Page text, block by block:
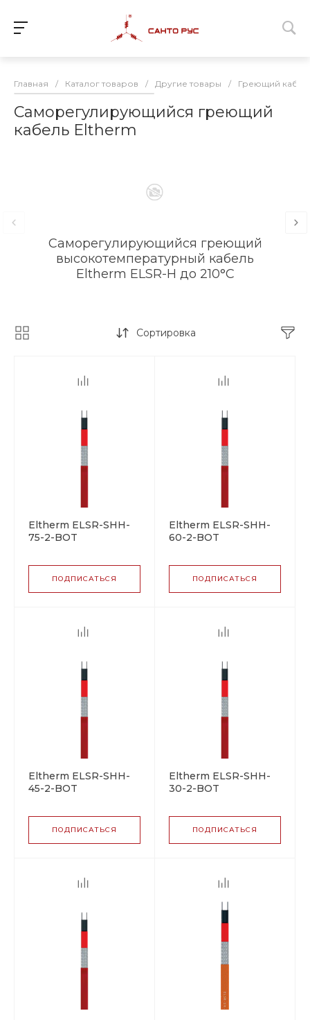
Главная / Каталог товаров / Другие товары / Греющий
Саморегулирующийся греющий
кабель Eltherm
Саморегулирующийся греющий
высокотемпературный кабель
Eltherm ELSR-H до 210°C
Сортировка
Eltherm ELSR-SHH-
75-2-BOT
греющий кабель
ПОДПИСАТЬСЯ
Eltherm ELSR-SHH-
60-2-BOT
греющий кабель
ПОДПИСАТЬСЯ
Eltherm ELSR-SHH-
45-2-BOT
греющий кабель
ПОДПИСАТЬСЯ
Eltherm ELSR-SHH-
30-2-BOT
греющий кабель
ПОДПИСАТЬСЯ